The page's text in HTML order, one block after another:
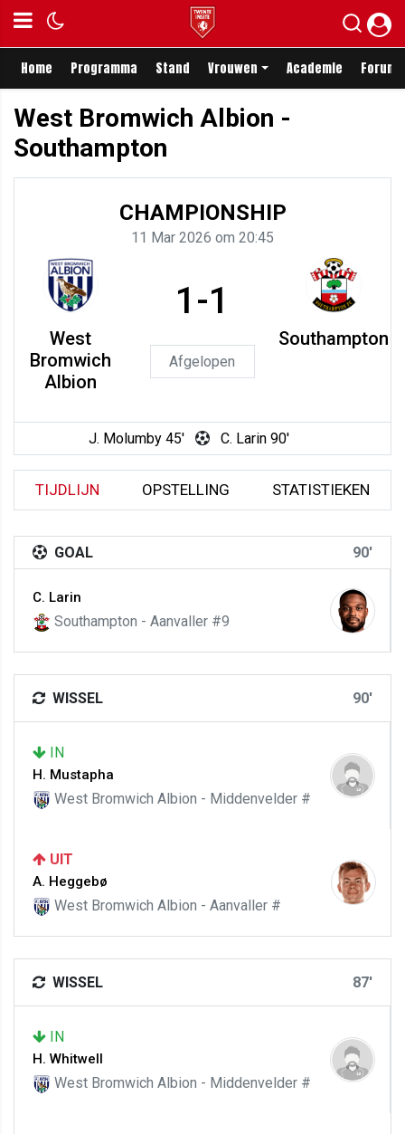
Home Programma Stand Vrouwen Academie Forum
West Bromwich Albion -
Southampton
CHAMPIONSHIP
11 Mar 2026 om 20:45
West
Bromwich
Albion
1-1
Afgelopen
Southampton
J. Molumby 45' C. Larin 90'
TIJDLIJN OPSTELLING STATISTIEKEN
GOAL 90'
C. Larin
Southampton - Aanvaller #9
WISSEL 90'
IN
H. Mustapha
West Bromwich Albion - Middenvelder #
UIT
A. Heggebø
West Bromwich Albion - Aanvaller #
WISSEL 87'
IN
H. Whitwell
West Bromwich Albion - Middenvelder #